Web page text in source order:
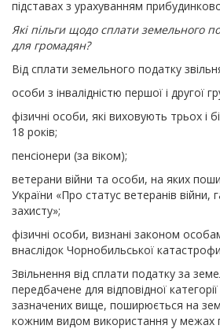
підставах з урахуванням
Які пільги щодо сплати земельного
для громадян?
Від сплати земельного податку
особи з інвалідністю першої і другої
фізичні особи, які виховують трьох і
18 років;
пенсіонери (за віком);
ветерани війни та особи, на яких
України «Про статус ветеранів війни,
захисту»;
фізичні особи, визнані законом
внаслідок Чорнобильської
Звільнення від сплати податку за
передбачене для відповідної
зазначених вище, поширюється на
кожним видом використання у межах